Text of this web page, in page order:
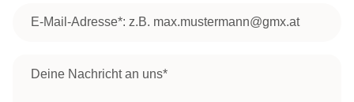
Kaisermühlen
Auf Karte anzeigen